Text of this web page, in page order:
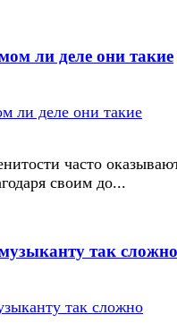
ли деле они такие
часто
своим до...
так сложно